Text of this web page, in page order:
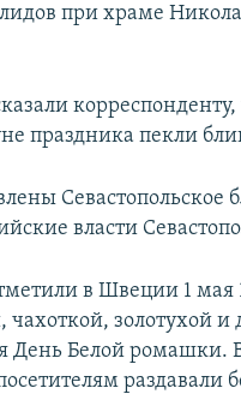
при храме
праздника пекли
власти
в Швеции 1
чахоткой, золотухой
День Белой ромашки.
раздавали